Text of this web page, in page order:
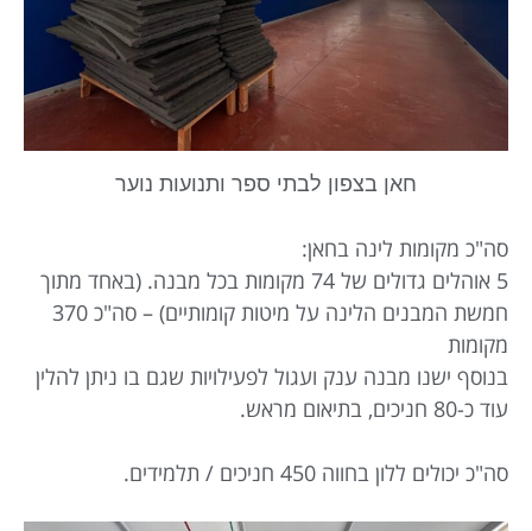
חאן בצפון לבתי ספר ותנועות נוער
סה"כ מקומות לינה בחאן:
5 אוהלים גדולים של 74 מקומות בכל מבנה. (באחד מתוך
חמשת המבנים הלינה על מיטות קומותיים) – סה"כ 370
מקומות
בנוסף ישנו מבנה ענק ועגול לפעילויות שגם בו ניתן להלין
עוד כ-80 חניכים, בתיאום מראש.
סה"כ יכולים ללון בחווה 450 חניכים / תלמידים.